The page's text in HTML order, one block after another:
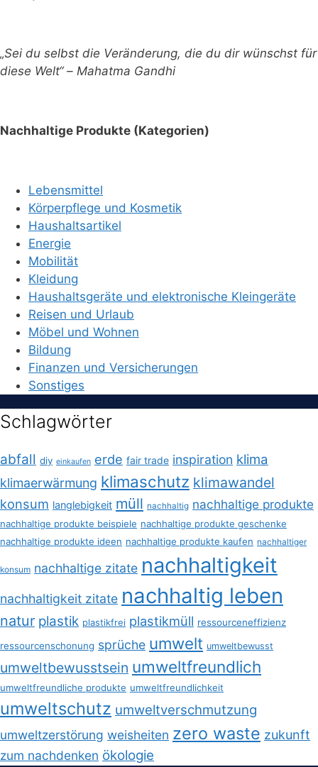
„Sei du selbst die Veränderung, die du dir wünschst für
diese Welt“ – Mahatma Gandhi
Nachhaltige Produkte (Kategorien)
Lebensmittel
Körperpflege und Kosmetik
Haushaltsartikel
Energie
Mobilität
Kleidung
Haushaltsgeräte und elektronische Kleingeräte
Reisen und Urlaub
Möbel und Wohnen
Bildung
Finanzen und Versicherungen
Sonstiges
Schlagwörter
abfall diy einkaufen erde fair trade inspiration klima
klimaerwärmung klimaschutz klimawandel
konsum langlebigkeit müll nachhaltig nachhaltige produkte
nachhaltige produkte beispiele nachhaltige produkte geschenke
nachhaltige produkte ideen nachhaltige produkte kaufen nachhaltiger
konsum nachhaltige zitate nachhaltigkeit
nachhaltigkeit zitate nachhaltig leben
natur plastik plastikfrei plastikmüll ressourceneffizienz
ressourcenschonung sprüche umwelt umweltbewusst
umweltbewusstsein umweltfreundlich
umweltfreundliche produkte umweltfreundlichkeit
umweltschutz umweltverschmutzung
umweltzerstörung weisheiten zero waste zukunft
zum nachdenken ökologie